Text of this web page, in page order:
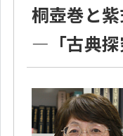
桐壺巻と
―「古典